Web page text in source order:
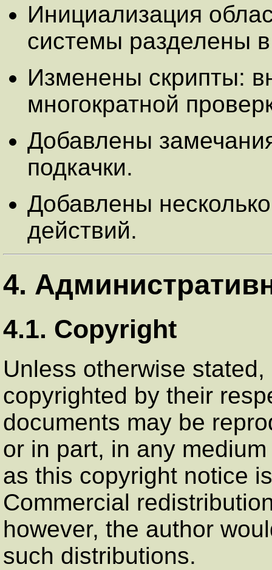
Инициализация
системы разделены
Изменены скрипты:
многократной
Добавлены
подкачки.
Добавлены
действий.
4.
4.1. Copyright
Unless otherwise
copyrighted by their
documents may be
or in part, in any
as this copyright notice
Commercial
however, the author
such distributions.